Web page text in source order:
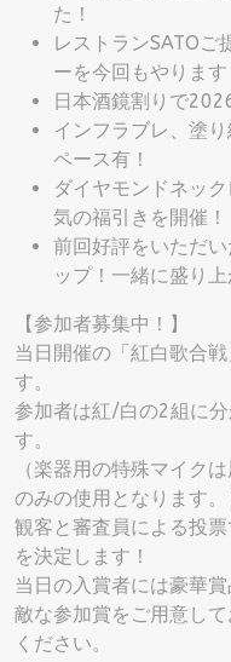
た！
レストランSATOご
ーを今回もやります
日本酒鏡割りで
インフラブレ、塗
ペース有！
ダイヤモンドネッ
気の福引きを開催！
前回好評をいただ
ップ！一緒に盛り上
【参加者募集中！】
当日開催の「紅白歌合
す。
参加者は紅/白の2組に
す。
（楽器用の特殊マイク
のみの使用となります。
観客と審査員による投
を決定します！
当日の入賞者には豪華
敵な参加賞をご用意し
ください。